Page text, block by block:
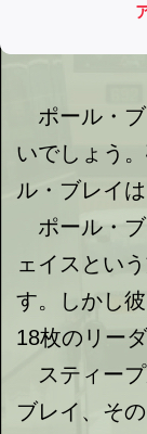
ポール・ブ
いでしょう
ル・ブレイ
ポール・ブ
ェイスとい
す。しかし
18枚のリー
スティープ
ブレイ、そ